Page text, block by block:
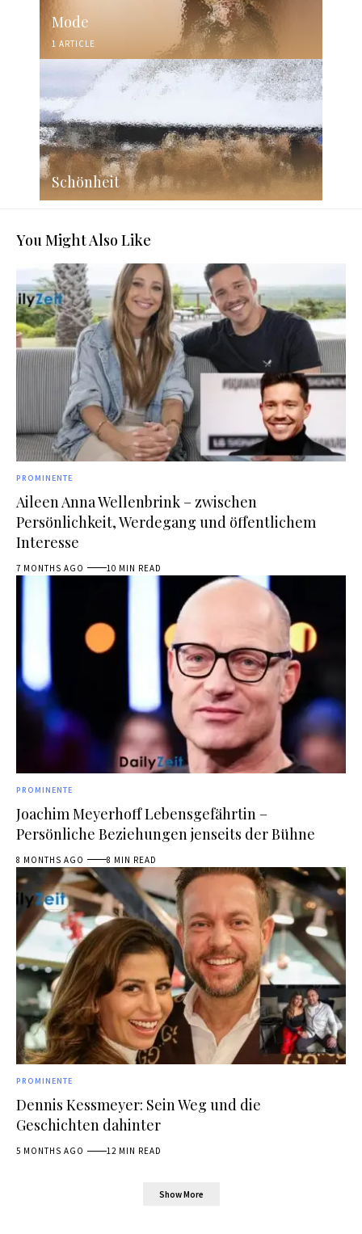
Mode
1 ARTICLE
Schönheit
You Might Also Like
PROMINENTE
Aileen Anna Wellenbrink – zwischen
Persönlichkeit, Werdegang und öffentlichem
Interesse
7 MONTHS AGO 10 MIN READ
PROMINENTE
Joachim Meyerhoff Lebensgefährtin –
Persönliche Beziehungen jenseits der Bühne
8 MONTHS AGO 8 MIN READ
PROMINENTE
Dennis Kessmeyer: Sein Weg und die
Geschichten dahinter
5 MONTHS AGO 12 MIN READ
Show More